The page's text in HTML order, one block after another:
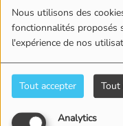
Nous utilisons des
fonctionnalités proposés
l'expérience de nos
Tout accepter Tout
Analytics
Tous 0-9 A B
K
L M N O